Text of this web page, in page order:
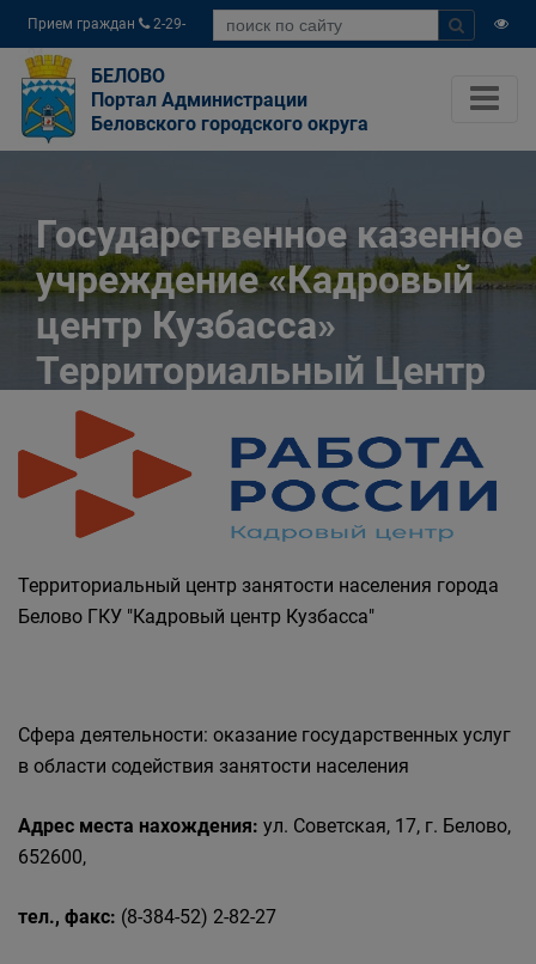
Прием граждан
2-29-
04
БЕЛОВО
Портал Администрации
Беловского городского округа
Государственное казенное
учреждение «Кадровый
центр Кузбасса»
Территориальный Центр
занятости населения
города Белово
Главная
Государственные органы и службы
информируют
Государственное казенное учреждение
Территориальный центр занятости населения города
Белово ГКУ "Кадровый центр Кузбасса"
Сфера деятельности: оказание государственных услуг
в области содействия занятости населения
Адрес места нахождения: ул. Советская, 17, г. Белово,
652600,
тел., факс: (8-384-52) 2-82-27